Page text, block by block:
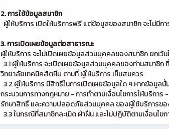
2. การใช้ข้อมูลสมาชิก
ผู้ให้บริการ เปิดให้บริการฟรี แต่ข้อมูลของสมาชิก จะไม่มีก
3. การเปิดเผยข้อมูลต่อสาธารณะ
ผู้ให้บริการ จะไม่เปิดเผยข้อมูลส่วนบุคคลของสมาชิก ยกเว้
3.1 ผู้ให้บริการ จะเปิดเผยข้อมูลส่วนบุคคลของท่านสมาชิ
วิทยาลัยเทคนิคสัตหีบ ตามที่ ผู้ให้บริการ เห็นสมควร
3.2 ผู้ให้บริการ มีสิทธิ์ในการเปิดเผยข้อมูลใด ๆ หากข้อมูล
กระบวนการทางกฎหมาย - การทำตามเงื่อนไขการให้บริกา
รักษาสิทธิ์ และความปลอดภัยส่วนบุคคล ของผู้ใช้บริการขอ
3.3 ในกรณีที่สมาชิกละเมิด ฝ่าฝืน และไม่ปฎิบัติตามเงื่อนไขก